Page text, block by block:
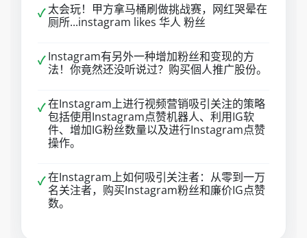
✓ 太会玩！甲方拿马桶刷做挑战赛，网红哭晕在
厕所...instagram likes 华人 粉丝
✓ Instagram有另外一种增加粉丝和变现的方
法！你竟然还没听说过？购买個人推广股份。
✓在Instagram上进行视频营销吸引关注的策略
包括使用Instagram点赞机器人、利用IG软
件、增加IG粉丝数量以及进行Instagram点赞
操作。
✓在Instagram上如何吸引关注者：从零到一万
名关注者，购买Instagram粉丝和廉价IG点赞
数。